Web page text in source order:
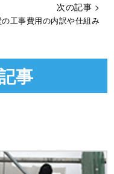
次の記事 >
工事費用の内訳や仕組み
事